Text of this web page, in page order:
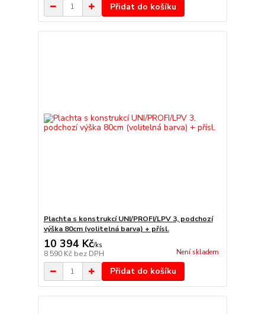
Přidat do košíku
Plachta s konstrukcí UNI/PROFI/LPV 3, podchozí
výška 80cm (volitelná barva) + přísl.
10 394 Kč/ks
8 590 Kč bez DPH Není skladem
Přidat do košíku